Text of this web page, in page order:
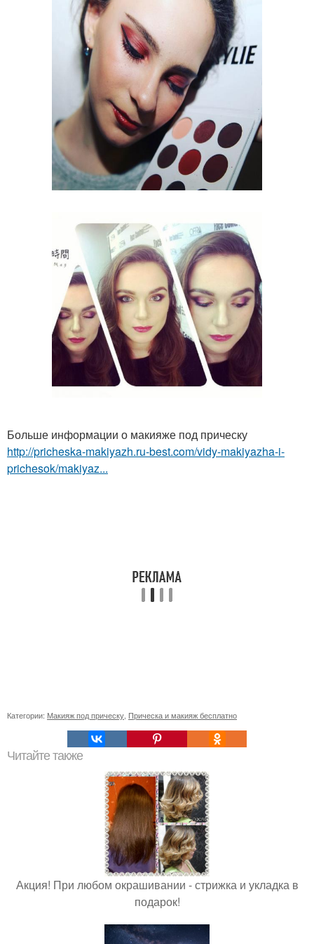
Больше информации о макияже под прическу
http://pricheska-makiyazh.ru-best.com/vidy-makiyazha-i-
prichesok/makiyaz...
Категории: Макияж под прическу Прическа и макияж бесплатно
Читайте также
Акция! При любом окрашивании - стрижка и укладка в
подарок!